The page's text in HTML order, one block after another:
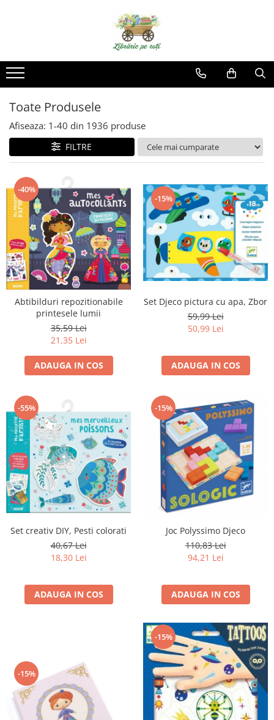
Toate Produsele
Afiseaza: 1-40 din 1936 produse
FILTRE
-40%
Abtibilduri repozitionabile
printesele lumii
35,59 Lei
21,35 Lei
ADAUGA IN COS
-15%
Set Djeco pictura cu apa, Zbor
59,99 Lei
50,99 Lei
ADAUGA IN COS
-55%
Set creativ DIY, Pesti colorati
40,67 Lei
18,30 Lei
ADAUGA IN COS
-15%
Joc Polyssimo Djeco
110,83 Lei
94,21 Lei
ADAUGA IN COS
-15%
-15%